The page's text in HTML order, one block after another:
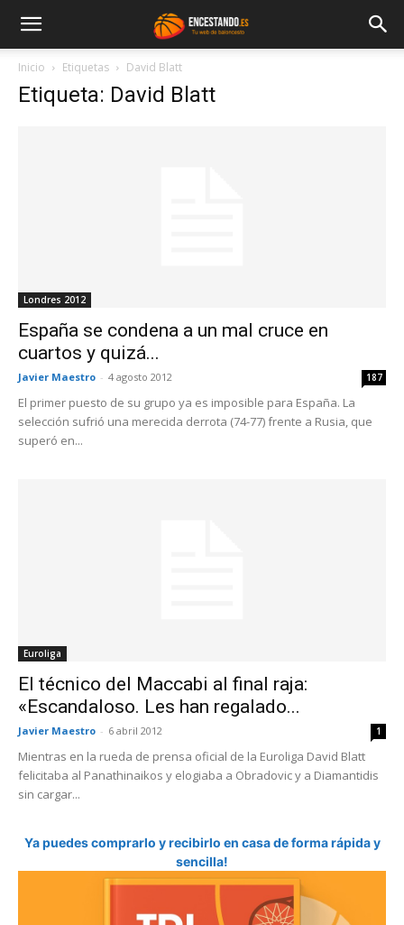
Inicio Etiquetas David Blatt
Etiqueta: David Blatt
Londres 2012
España se condena a un mal cruce en
cuartos y quizá...
Javier Maestro - 4 agosto 2012 187
El primer puesto de su grupo ya es imposible para España. La
selección sufrió una merecida derrota (74-77) frente a Rusia, que
superó en...
Euroliga
El técnico del Maccabi al final raja:
«Escandaloso. Les han regalado...
Javier Maestro - 6 abril 2012 1
Mientras en la rueda de prensa oficial de la Euroliga David Blatt
felicitaba al Panathinaikos y elogiaba a Obradovic y a Diamantidis
sin cargar...
Ya puedes comprarlo y recibirlo en casa de forma rápida y
sencilla!